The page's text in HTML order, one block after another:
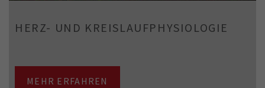
HERZ- UND KREISLAUFPHYSIOLOGIE
MEHR ERFAHREN